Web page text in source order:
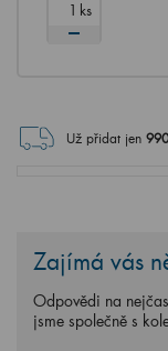
ks
Už přidat jen 990
Zajímá vás
Odpovědi na
jsme společně s